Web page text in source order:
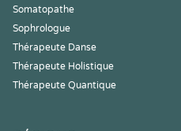
Somatopathe
Sophrologue
Thérapeute Danse
Thérapeute Holistique
Thérapeute Quantique